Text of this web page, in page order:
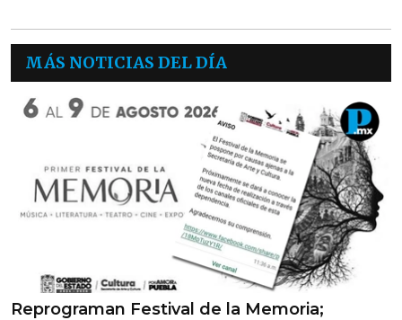
MÁS NOTICIAS DEL DÍA
Reprograman Festival de la Memoria;